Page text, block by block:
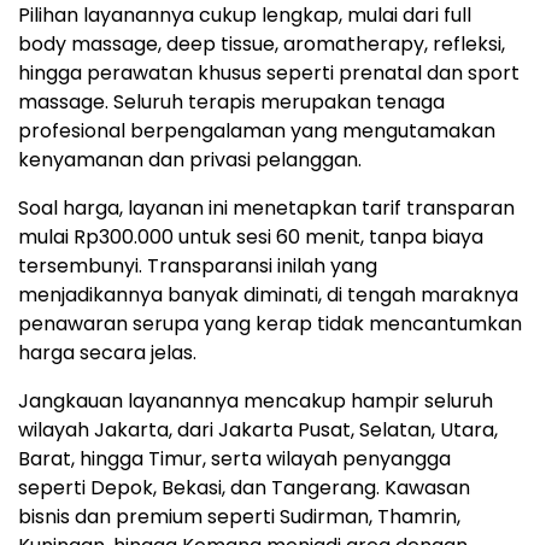
Pilihan layanannya cukup lengkap, mulai dari full
body massage, deep tissue, aromatherapy, refleksi,
hingga perawatan khusus seperti prenatal dan sport
massage. Seluruh terapis merupakan tenaga
profesional berpengalaman yang mengutamakan
kenyamanan dan privasi pelanggan.
Soal harga, layanan ini menetapkan tarif transparan
mulai Rp300.000 untuk sesi 60 menit, tanpa biaya
tersembunyi. Transparansi inilah yang
menjadikannya banyak diminati, di tengah maraknya
penawaran serupa yang kerap tidak mencantumkan
harga secara jelas.
Jangkauan layanannya mencakup hampir seluruh
wilayah Jakarta, dari Jakarta Pusat, Selatan, Utara,
Barat, hingga Timur, serta wilayah penyangga
seperti Depok, Bekasi, dan Tangerang. Kawasan
bisnis dan premium seperti Sudirman, Thamrin,